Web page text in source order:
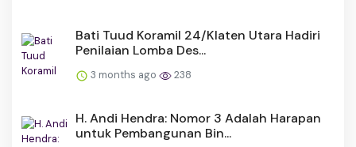
Bati Tuud Koramil 24/Klaten Utara Hadiri
Penilaian Lomba Des...
3 months ago 238
H. Andi Hendra: Nomor 3 Adalah Harapan
untuk Pembangunan Bin...